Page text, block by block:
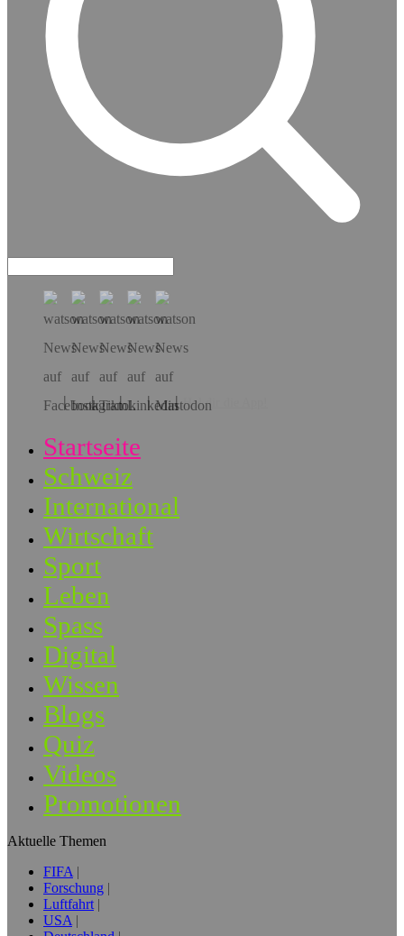
Hol dir die App!
Startseite
Schweiz
International
Wirtschaft
Sport
Leben
Spass
Digital
Wissen
Blogs
Quiz
Videos
Promotionen
Aktuelle Themen
FIFA
Forschung
Luftfahrt
USA